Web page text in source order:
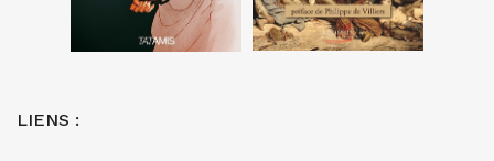
LIENS :